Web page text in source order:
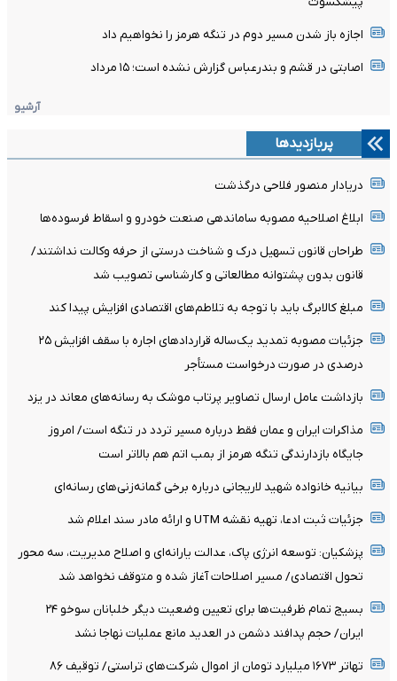
اجازه باز شدن مسیر دوم در تنگه هرمز را نخواهیم داد
اصابتی در قشم و بندرعباس گزارش نشده است؛ ۱۵ مرداد
آرشیو
پربازدیدها
دریادار منصور فلاحی درگذشت
ابلاغ اصلاحیه مصوبه ساماندهی صنعت خودرو و اسقاط فرسوده‌ها
طراحان قانون تسهیل درک و شناخت درستی از حرفه وکالت نداشتند/
قانون بدون پشتوانه مطالعاتی و کارشناسی تصویب شد
مبلغ کالابرگ باید با توجه به تلاطم‌های اقتصادی افزایش پیدا کند
جزئیات مصوبه تمدید یک‌ساله قرارداد‌های اجاره با سقف افزایش ۲۵
درصدی در صورت درخواست مستأجر
بازداشت عامل ارسال تصاویر پرتاب موشک به رسانه‌های معاند در یزد
مذاکرات ایران و عمان فقط درباره مسیر تردد در تنگه است/ امروز
جایگاه بازدارندگی تنگه هرمز از بمب اتم هم بالاتر است
بیانیه خانواده شهید لاریجانی درباره برخی گمانه‌زنی‌های رسانه‌ای
جزئیات ثبت ادعا، تهیه نقشه UTM و ارائه مادر سند اعلام شد
پزشکیان: توسعه انرژی پاک، عدالت یارانه‌ای و اصلاح مدیریت، سه محور
تحول اقتصادی/ مسیر اصلاحات آغاز شده و متوقف نخواهد شد
بسیج تمام ظرفیت‌ها برای تعیین وضعیت دیگر خلبانان سوخو ۲۴
ایران/ حجم پدافند دشمن در العدید مانع عملیات نهاجا نشد
تهاتر ۱۶۷۳ میلیارد تومان از اموال شرکت‌های تراستی/ توقیف ۸۶